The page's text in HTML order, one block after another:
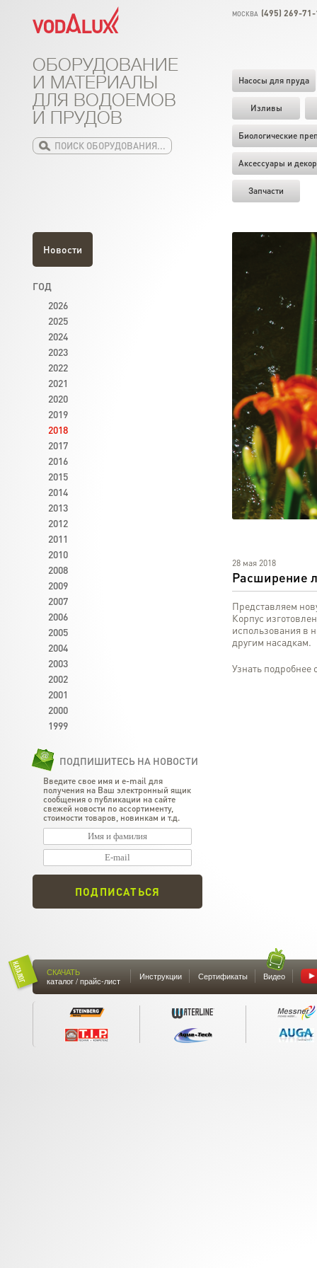
МОСКВА (495) 269-
Насосы для пруда
Изливы
Биологические
Аксессуары и декор
Запчасти
ОБОРУДОВАНИЕ
И МАТЕРИАЛЫ
ДЛЯ ВОДОЕМОВ
И ПРУДОВ
28 мая 2018
Расширение
Представляем
Корпус
использования в
другим насадкам.
Узнать
Новости
ГОД
2026
2025
2024
2023
2022
2021
2020
2019
2018
2017
2016
2015
2014
2013
2012
2011
2010
2008
2009
2007
2006
2005
2004
2003
2002
2001
2000
1999
ПОДПИШИТЕСЬ НА НОВОСТИ
Введите свое имя и e-mail для
получения на Ваш электронный ящик
сообщения о публикации на сайте
свежей новости по ассортименту,
стоимости товаров, новинкам и т.д.
ПОДПИСАТЬСЯ
СКАЧАТЬ
каталог / прайс-лист
Инструкции Сертификаты Видео